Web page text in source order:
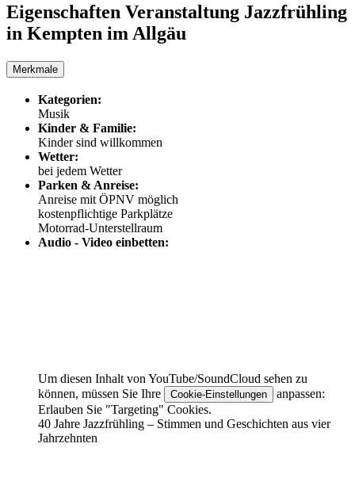
Eigenschaften Veranstaltung Jazzfrühling
in Kempten im Allgäu
Merkmale
Kategorien:
Musik
Kinder & Familie:
Kinder sind willkommen
Wetter:
bei jedem Wetter
Parken & Anreise:
Anreise mit ÖPNV möglich
kostenpflichtige Parkplätze
Motorrad-Unterstellraum
Audio - Video einbetten:
Um diesen Inhalt von YouTube/SoundCloud sehen zu
können, müssen Sie Ihre
Cookie-Einstellungen
anpassen:
Erlauben Sie "Targeting" Cookies.
40 Jahre Jazzfrühling – Stimmen und Geschichten aus vier
Jahrzehnten